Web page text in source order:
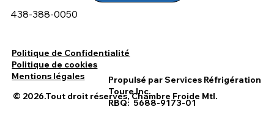
438-388-0050
Politique de Confidentialité
Politique de cookies
Mentions légales
Propulsé par Services Réfrigération
Toure Inc.
RBQ: 5688-9173-01
© 2026.Tout droit réservés, Chambre Froide Mtl.